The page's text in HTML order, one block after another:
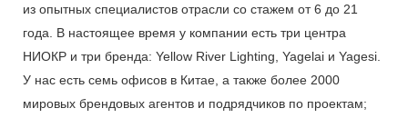
из опытных специалистов отрасли со стажем от 6 до 21
года. В настоящее время у компании есть три центра
НИОКР и три бренда: Yellow River Lighting, Yagelai и Yagesi.
У нас есть семь офисов в Китае, а также более 2000
мировых брендовых агентов и подрядчиков по проектам;